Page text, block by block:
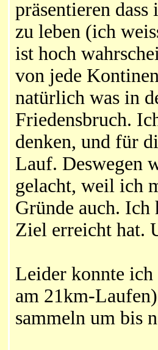
präsentieren
zu leben (ich
ist hoch
von jede
natürlich was in
Friedensbruch.
denken, und für
Lauf. Deswegen
gelacht, weil ich
Gründe auch. Ich
Ziel erreicht hat.
Leider konnte
am 21km-
sammeln um bis